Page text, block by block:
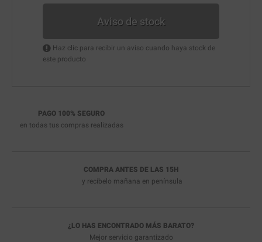
Aviso de stock
Haz clic para recibir un aviso cuando haya stock de
este producto
PAGO 100% SEGURO
en todas tus compras realizadas
COMPRA ANTES DE LAS 15H
y recíbelo mañana en península
¿LO HAS ENCONTRADO MÁS BARATO?
Mejor servicio garantizado